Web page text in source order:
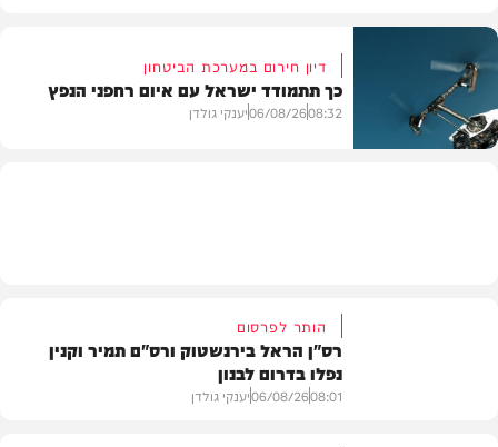
חדשות
דיון חירום במערכת הביטחון
כך תתמודד ישראל עם איום רחפני הנפץ
08:32
06/08/26יענקי גולדן
הותר לפרסום
רס"ן הראל בירנשטוק ורס"ם תמיר וקנין
נפלו בדרום לבנון
08:01
06/08/26יענקי גולדן